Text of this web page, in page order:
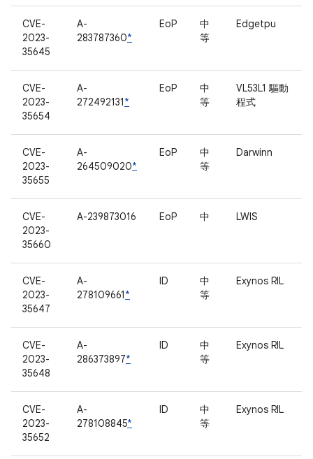
CVE-
2023-
35645
A-
283787360*
EoP
中
等
Edgetpu
CVE-
2023-
35654
A-
272492131*
EoP
中
等
VL53L1 驅動
程式
CVE-
2023-
35655
A-
264509020*
EoP
中
等
Darwinn
CVE-
2023-
35660
A-239873016 EoP 中 LWIS
CVE-
2023-
35647
A-
278109661*
ID
中
等
Exynos RIL
CVE-
2023-
35648
A-
286373897*
ID
中
等
Exynos RIL
CVE-
2023-
35652
A-
278108845*
ID
中
等
Exynos RIL